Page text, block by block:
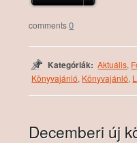
0
Kategóriák: Aktuális,
Könyvajánló, Könyvajánló,
Decemberi új